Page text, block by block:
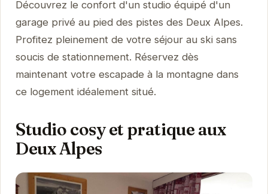
Découvrez le confort d'un studio équipé d'un
garage privé au pied des pistes des Deux Alpes.
Profitez pleinement de votre séjour au ski sans
soucis de stationnement. Réservez dès
maintenant votre escapade à la montagne dans
ce logement idéalement situé.
Studio cosy et pratique aux
Deux Alpes